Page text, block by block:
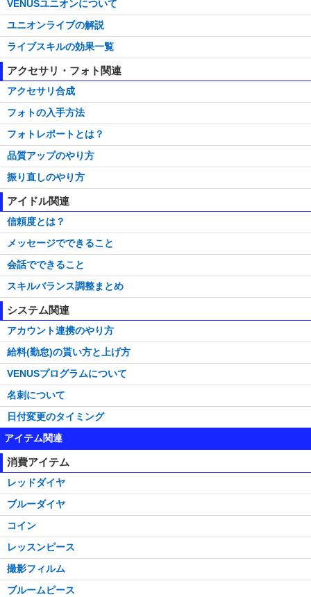
VENUSユニオンについて
ユニオンライブの解説
ライブスキルの効果一覧
アクセサリ・フォト関連
アクセサリ合成
フォトの入手方法
フォトレポートとは？
品質アップのやり方
振り直しのやり方
アイドル関連
信頼度とは？
メッセージでできること
会話でできること
スキルバランス調整まとめ
システム関連
アカウント連携のやり方
給料(勤怠)の貰い方と上げ方
VENUSプログラムについて
名刺について
日付変更のタイミング
アイテム関連
消費アイテム
レッドダイヤ
ブルーダイヤ
コイン
レッスンピース
撮影フィルム
ブルームピース